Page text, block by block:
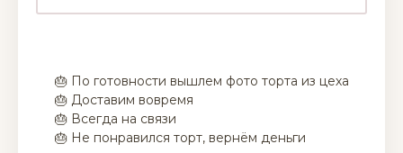
🎂 По готовности вышлем фото торта из цеха
🎂 Доставим вовремя
🎂 Всегда на связи
🎂 Не понравился торт, вернём деньги